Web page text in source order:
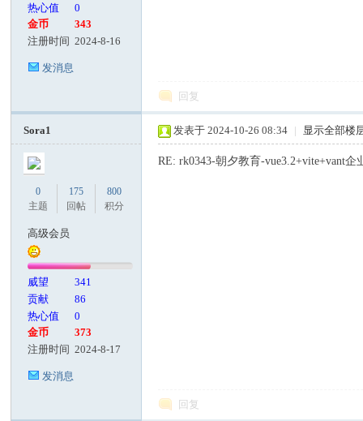
论
热心值
0
金币
343
注册时间 2024-8-16
发消息
回复
Sora1
0
主题
175
回帖
800
积分
高级会员
威望
341
贡献
86
热心值
0
金币
373
注册时间 2024-8-17
发消息
发表于 2024-10-26 08:34 | 显示全部楼
RE: rk0343-朝夕教育-vue3.2+vite+vant
回复